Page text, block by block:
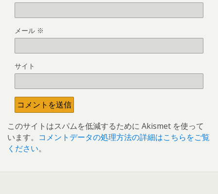
メール ※
サイト
このサイトはスパムを低減するために Akismet を使って
います。 コメントデータの処理方法の詳細はこちらをご覧
ください。